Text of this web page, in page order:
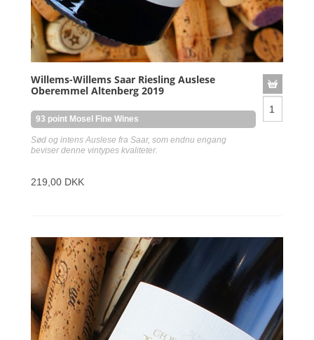
Willems-Willems Saar Riesling Auslese
Oberemmel Altenberg 2019
93 point Mosel Fine Wines
Sød og intens Auslese fra Saar, som endnu engang
beviser denne vintypes kvaliteter.
219,00 DKK